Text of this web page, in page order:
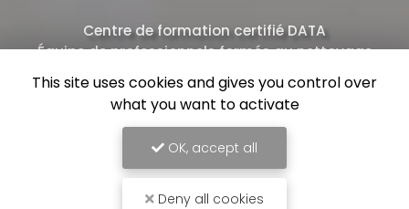
Centre de formation certifié DATA
Équipe de professionnels formés au nettoyage
This site uses cookies and gives you control over
what you want to activate
OK, accept all
Deny all cookies